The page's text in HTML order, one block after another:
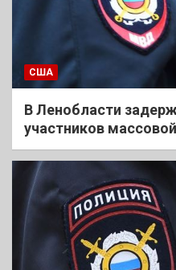
США
В Ленобласти
участников